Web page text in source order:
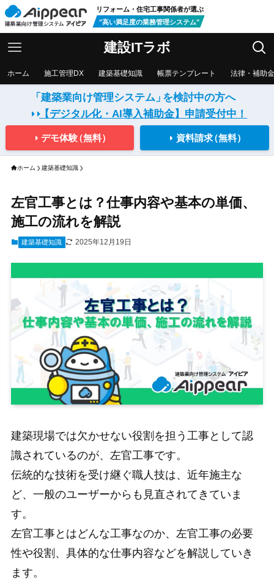
リフォーム・住宅工事関係者が選ぶ
"高い満足度の業務管理システム"
建設ITラボ
ホーム 施工管理DX 建築基礎知識 帳票テンプレート 法律・補助金
「建築業向け管理システム」を検討中の方へ
【デジタル化・AI導入補助金】申請受付中！
デモ体験（無料） 資料請求（無料）
ホーム 建築基礎知識
左官工事とは？仕事内容や基本の単価、
施工の流れを解説
建築基礎知識 2025年12月19日
建築現場では欠かせない役割を担う工事として認
識されているのが、左官工事です。
伝統的な技術を受け継ぐ職人技は、近年施主な
ど、一般のユーザーからも見直されてきていま
す。
左官工事とはどんな工事なのか、左官工事の必要
性や役割、具体的な仕事内容などを解説していき
ます。